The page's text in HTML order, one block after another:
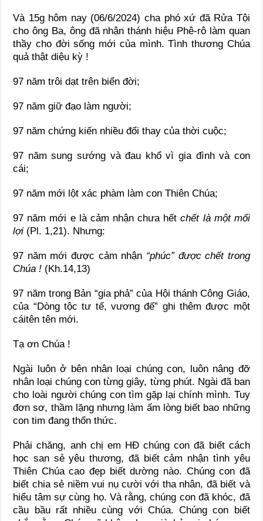
Và 15g hôm nay (06/6/2024) cha phó xứ đã Rửa Tội
cho ông Ba, ông đã nhận thánh hiệu Phê-rô làm quan
thầy cho đời sống mới của mình. Tình thương Chúa
quả thật diệu kỳ !
97 năm trôi dạt trên biển đời;
97 năm giữ đạo làm người;
97 năm chứng kiến nhiều đổi thay của thời cuộc;
97 năm sung sướng và đau khổ vì gia đình và con
cái;
97 năm mới lột xác phàm làm con Thiên Chúa;
97 năm mới e là cảm nhận chưa hếtchết là một mối
lợi (Pl. 1,21). Nhưng:
97 năm mới được cảm nhận “phúc” được chết trong
Chúa ! (Kh.14,13)
97 năm trong Bản “gia phả” của Hội thánh Công Giáo,
của “Dòng tộc tư tế, vương đế” ghi thêm được một
cáitên tên mới.
Tạ ơn Chúa !
Ngài luôn ở bên nhân loại chúng con, luôn nâng đỡ
nhân loại chúng con từng giây, từng phút. Ngài đã ban
cho loài người chúng con tìm gặp lại chính mình. Tuy
đơn sơ, thầm lặng nhưng làm ấm lòng biết bao những
con tim đang thổn thức.
Phải chăng, anh chị em HĐ chúng con đã biết cách
học san sẻ yêu thương, đã biết cảm nhận tình yêu
Thiên Chúa cao đẹp biết dường nào. Chúng con đã
biết chia sẻ niềm vui nụ cười với tha nhân, đã biết và
hiểu tâm sự cùng họ. Và rằng, chúng con đã khóc, đã
cầu bầu rất nhiều cùng với Chúa. Chúng con biết